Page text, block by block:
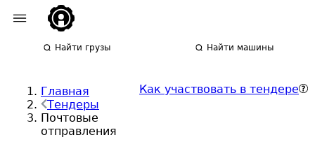
Найти грузы Найти машины
Главная
Тендеры
Почтовые
отправления
Как участвовать в тендере